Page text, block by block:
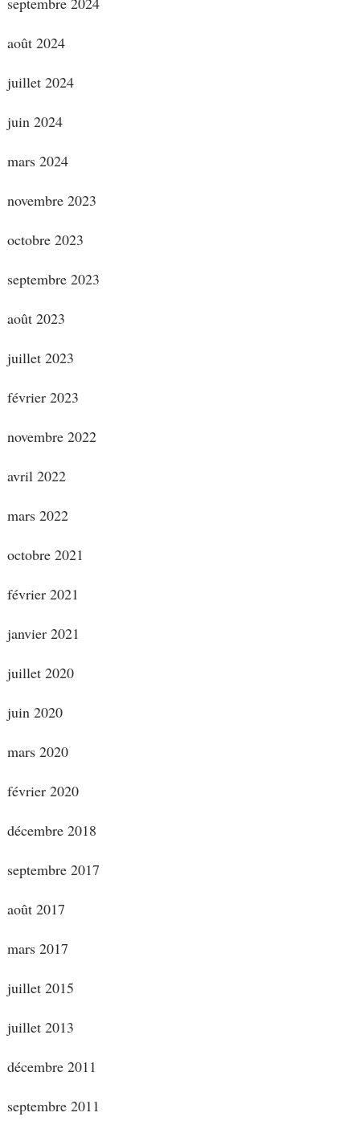
août 2024
juillet 2024
juin 2024
mars 2024
novembre 2023
octobre 2023
septembre 2023
août 2023
juillet 2023
février 2023
novembre 2022
avril 2022
mars 2022
octobre 2021
février 2021
janvier 2021
juillet 2020
juin 2020
mars 2020
février 2020
décembre 2018
septembre 2017
août 2017
mars 2017
juillet 2015
juillet 2013
décembre 2011
septembre 2011